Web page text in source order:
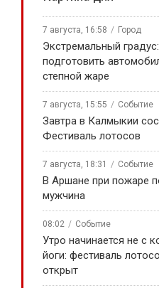
7 августа, 16:58 Город
Экстремальный
подготовить
степной жаре
7 августа, 15:55 Событие
Завтра в Калмыкии
Фестиваль лотосов
7 августа, 18:31 Событие
В Аршане при пожаре
мужчина
08:02 Событие
Утро начинается не с
йоги: фестиваль
открыт